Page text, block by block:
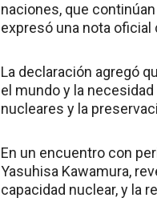
naciones, que
expresó una nota oficial
La declaración agregó
el mundo y la
nucleares y la
En un encuentro con
Yasuhisa Kawamura,
capacidad nuclear, y la